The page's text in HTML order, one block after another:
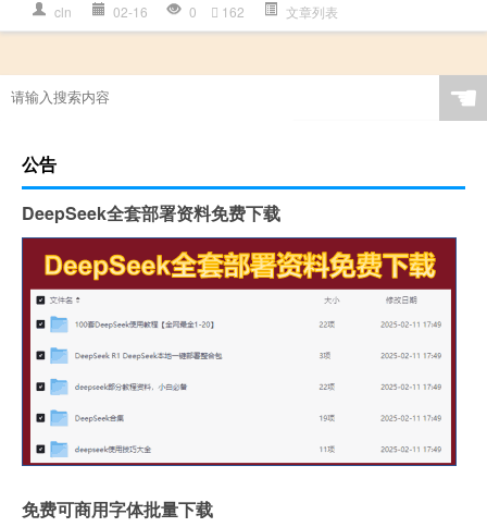
cln 02-16 0 162 文章列表
☚
公告
DeepSeek全套部署资料免费下载
免费可商用字体批量下载